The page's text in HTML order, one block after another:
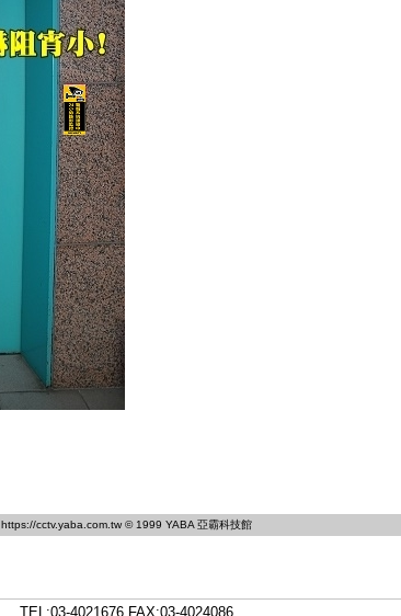
https://cctv.yaba.com.tw © 1999 YABA 亞霸科技館
TEL:03-4021676FAX:03-4024086